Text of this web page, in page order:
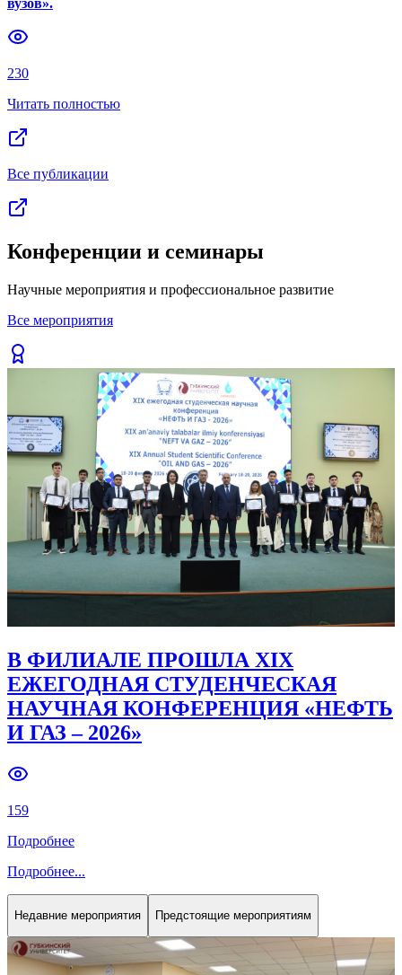
вузов».
230
Читать полностью
Все публикации
Конференции и семинары
Научные мероприятия и профессиональное развитие
Все мероприятия
В ФИЛИАЛЕ ПРОШЛА XIX
ЕЖЕГОДНАЯ СТУДЕНЧЕСКАЯ
НАУЧНАЯ КОНФЕРЕНЦИЯ «НЕФТЬ
И ГАЗ – 2026»
159
Подробнее
Подробнее...
Недавние мероприятия Предстоящие мероприятиям